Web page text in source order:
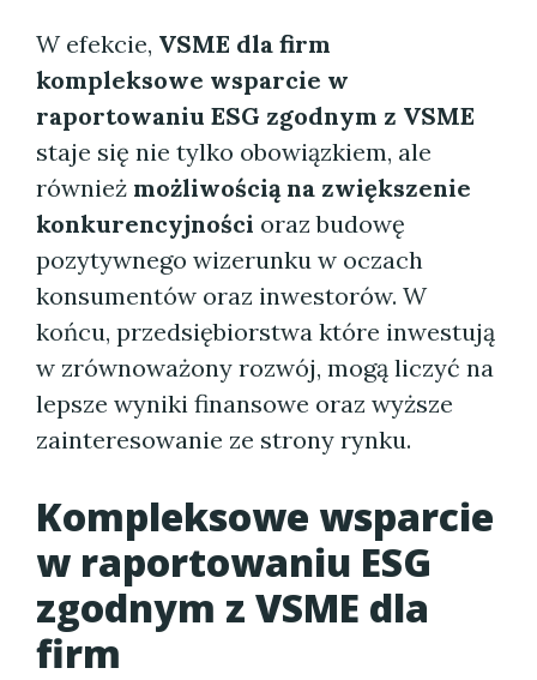
W efekcie, VSME dla firm
kompleksowe wsparcie w
raportowaniu ESG zgodnym z VSME
staje się nie tylko obowiązkiem, ale
również możliwością na zwiększenie
konkurencyjności oraz budowę
pozytywnego wizerunku w oczach
konsumentów oraz inwestorów. W
końcu, przedsiębiorstwa które inwestują
w zrównoważony rozwój, mogą liczyć na
lepsze wyniki finansowe oraz wyższe
zainteresowanie ze strony rynku.
Kompleksowe wsparcie
w raportowaniu ESG
zgodnym z VSME dla
firm